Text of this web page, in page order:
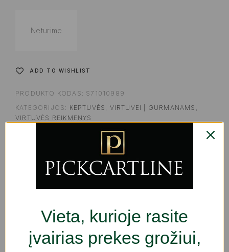
Neturime
ADD TO WISHLIST
PRODUKTO KODAS: S71010989
KATEGORIJOS: KEPTUVĖS , VIRTUVEI | GURMANAMS ,
VIRTUVĖS REIKMENYS
,VIRTUVĖS ŠEFAMS / VIRTUVĖS
Jei jums patinka rūpintis kiekviena namų detale ir
Vieta, kurioje rasite
įvairias prekes grožiui,